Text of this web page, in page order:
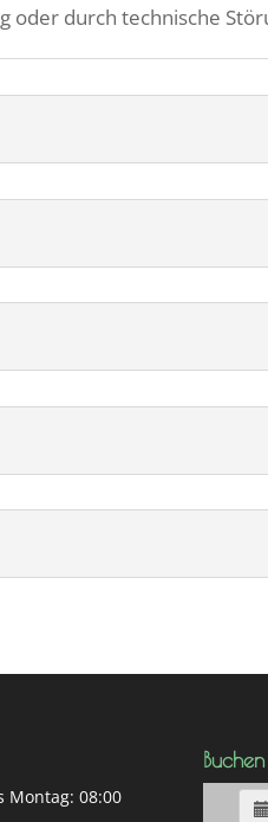
durch technische
Montag: 08:00